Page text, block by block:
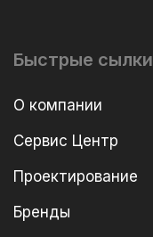
Быстрые сылки
О компании
Сервис Центр
Проектирование
Бренды